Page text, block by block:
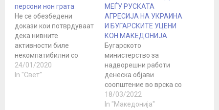
персони нон грата
Не се обезбедени
докази кои потврдуваат
дека нивните
активности биле
некомпатибилни со
нивниот статус,
коментира Руската
24/01/2020
In "Свет"
МЕЃУ РУСКАТА
АГРЕСИЈА НА УКРАИНА
И БУГАРСКИТЕ УЦЕНИ
КОН МАКЕДОНИЈА
Бугарското
министерство за
надворешни работи
денеска објави
соопштение во врска со
некакви наводни
„провокативни и
18/03/2022
In "Македонија"